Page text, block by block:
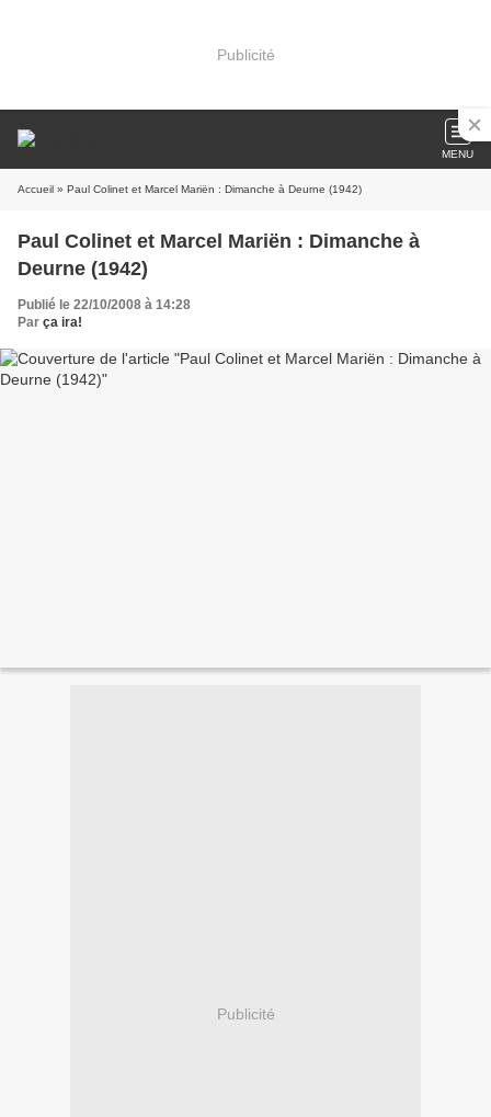
Publicité
MENU
Accueil » Paul Colinet et Marcel Mariën : Dimanche à Deurne (1942)
Paul Colinet et Marcel Mariën : Dimanche à
Deurne (1942)
Publié le 22/10/2008 à 14:28
Par ça ira!
Publicité